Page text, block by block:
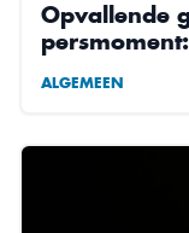
Opvallende
ALGEMEEN